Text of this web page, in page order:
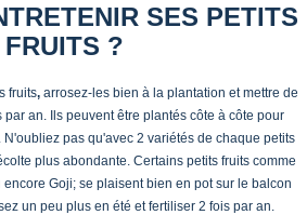
SES PETITS
FRUITS ?
fruits, arrosez-les bien à la plantation et mettre de
an. Ils peuvent être plantés côte à côte pour
pas qu'avec 2 variétés de chaque petits
plus abondante. Certains petits fruits comme
Goji; se plaisent bien en pot sur le balcon
un peu plus en été et fertiliser 2 fois par an.